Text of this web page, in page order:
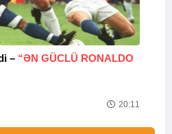
– “ƏN GÜCLÜ RONALDO
20:11